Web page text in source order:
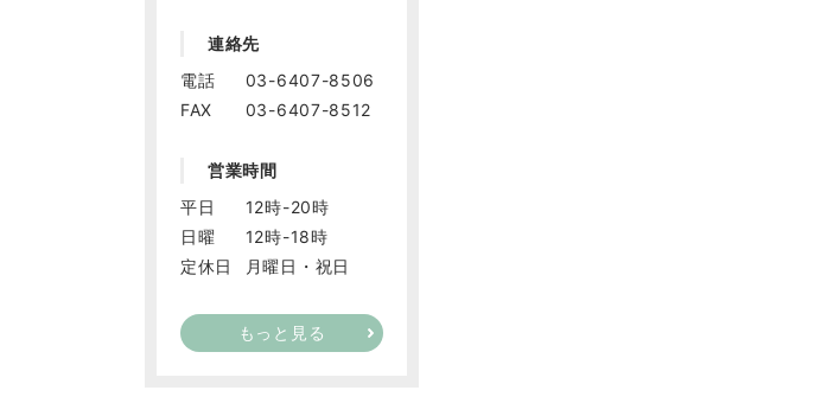
連絡先
電話
03-6407-8506
FAX
03-6407-8512
営業時間
平日
12時-20時
日曜
12時-18時
定休日
月曜日・祝日
もっと見る